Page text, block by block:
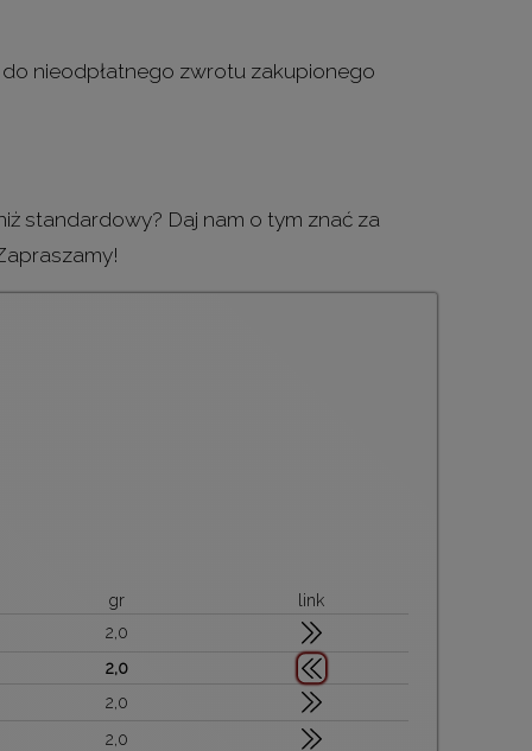
nieodpłatnego zwrotu zakupionego
standardowy? Daj nam o tym znać za
gr
link
2,0
2,0
2,0
2,0